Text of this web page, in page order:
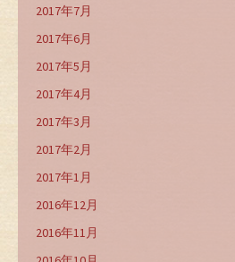
2017年7月
2017年6月
2017年5月
2017年4月
2017年3月
2017年2月
2017年1月
2016年12月
2016年11月